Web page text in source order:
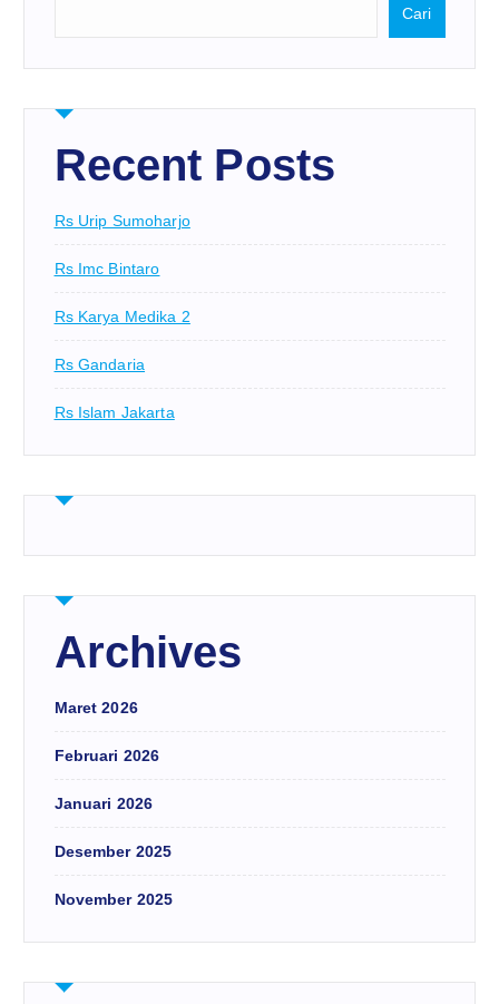
Cari
Recent Posts
Rs Urip Sumoharjo
Rs Imc Bintaro
Rs Karya Medika 2
Rs Gandaria
Rs Islam Jakarta
Archives
Maret 2026
Februari 2026
Januari 2026
Desember 2025
November 2025